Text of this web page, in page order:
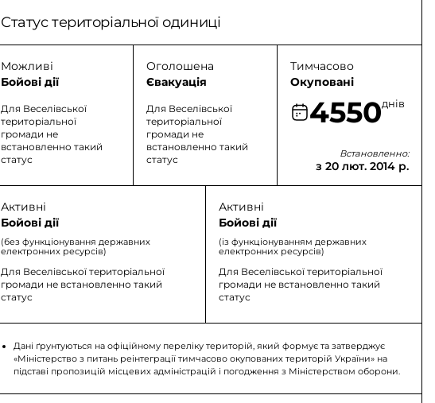
Статус територіальної одиниці
Можливі
Бойові дії
Для Веселівської
територіальної
громади не
встановленно такий
статус
Оголошена
Євакуація
Для Веселівської
територіальної
громади не
встановленно такий
статус
Тимчасово
Окуповані
4550днів
Встановленно:
з 20 лют. 2014 р.
Активні
Бойові дії
(без функціонування державних
електронних ресурсів)
Для Веселівської територіальної
громади не встановленно такий
статус
Активні
Бойові дії
(із функціонуванням державних
електронних ресурсів)
Для Веселівської територіальної
громади не встановленно такий
статус
Дані ґрунтуються на офіційному переліку територій, який формує та затверджує
«Міністерство з питань реінтеграції тимчасово окупованих територій України» на
підставі пропозицій місцевих адміністрацій і погодження з Міністерством оборони.